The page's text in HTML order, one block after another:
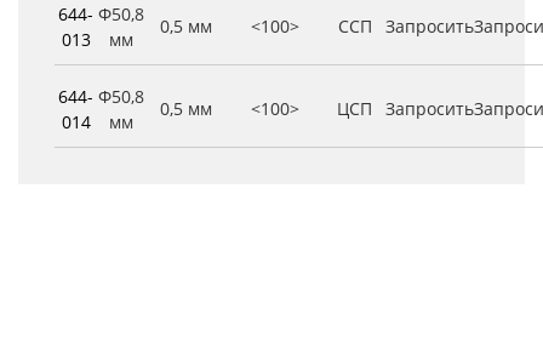
644-
013
Φ50,8
мм
0,5 мм <100> ССП Запросить
644-
014
Φ50,8
мм
0,5 мм <100> ЦСП Запросить